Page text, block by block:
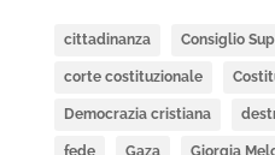
cittadinanza Consiglio
corte costituzionale
Democrazia cristiana
fede Gaza Giorgia